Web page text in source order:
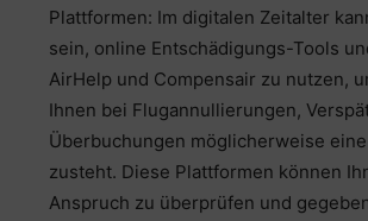
Plattformen: Im digitalen Zeitalter
sein, online Entschädigungs-Tools
AirHelp und Compensair zu nutzen,
Ihnen bei Flugannullierungen,
Überbuchungen möglicherweise
zusteht. Diese Plattformen können
Anspruch zu überprüfen und